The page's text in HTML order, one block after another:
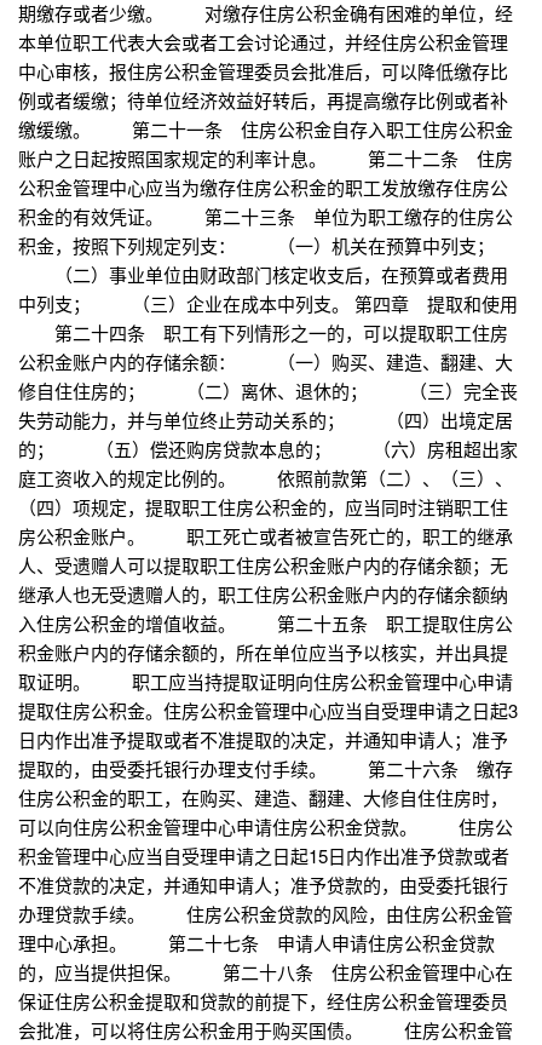
期缴存或者少缴。 对缴存住房公积金确有困难的单位，经
本单位职工代表大会或者工会讨论通过，并经住房公积金管理
中心审核，报住房公积金管理委员会批准后，可以降低缴存比
例或者缓缴；待单位经济效益好转后，再提高缴存比例或者补
缴缓缴。 第二十一条 住房公积金自存入职工住房公积金
账户之日起按照国家规定的利率计息。 第二十二条 住房
公积金管理中心应当为缴存住房公积金的职工发放缴存住房公
积金的有效凭证。 第二十三条 单位为职工缴存的住房公
积金，按照下列规定列支： （一）机关在预算中列支；
（二）事业单位由财政部门核定收支后，在预算或者费用
中列支； （三）企业在成本中列支。 第四章 提取和使用
第二十四条 职工有下列情形之一的，可以提取职工住房
公积金账户内的存储余额： （一）购买、建造、翻建、大
修自住住房的； （二）离休、退休的； （三）完全丧
失劳动能力，并与单位终止劳动关系的； （四）出境定居
的； （五）偿还购房贷款本息的； （六）房租超出家
庭工资收入的规定比例的。 依照前款第（二）、（三）、
（四）项规定，提取职工住房公积金的，应当同时注销职工住
房公积金账户。 职工死亡或者被宣告死亡的，职工的继承
人、受遗赠人可以提取职工住房公积金账户内的存储余额；无
继承人也无受遗赠人的，职工住房公积金账户内的存储余额纳
入住房公积金的增值收益。 第二十五条 职工提取住房公
积金账户内的存储余额的，所在单位应当予以核实，并出具提
取证明。 职工应当持提取证明向住房公积金管理中心申请
提取住房公积金。住房公积金管理中心应当自受理申请之日起3
日内作出准予提取或者不准提取的决定，并通知申请人；准予
提取的，由受委托银行办理支付手续。 第二十六条 缴存
住房公积金的职工，在购买、建造、翻建、大修自住住房时，
可以向住房公积金管理中心申请住房公积金贷款。 住房公
积金管理中心应当自受理申请之日起15日内作出准予贷款或者
不准贷款的决定，并通知申请人；准予贷款的，由受委托银行
办理贷款手续。 住房公积金贷款的风险，由住房公积金管
理中心承担。 第二十七条 申请人申请住房公积金贷款
的，应当提供担保。 第二十八条 住房公积金管理中心在
保证住房公积金提取和贷款的前提下，经住房公积金管理委员
会批准，可以将住房公积金用于购买国债。 住房公积金管